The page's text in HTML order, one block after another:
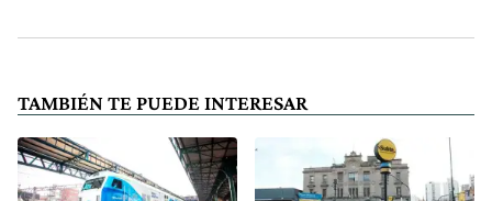
TAMBIÉN TE PUEDE INTERESAR